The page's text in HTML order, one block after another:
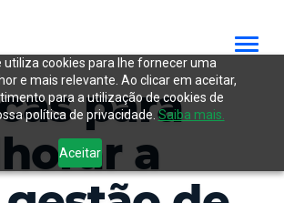
utiliza cookies para lhe fornecer uma
e mais relevante. Ao clicar em aceitar,
para a utilização de cookies de
política de privacidade.Saiba mais.
Aceitar
para
a